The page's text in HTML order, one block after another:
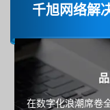
千旭网络解
在数字化浪潮席卷